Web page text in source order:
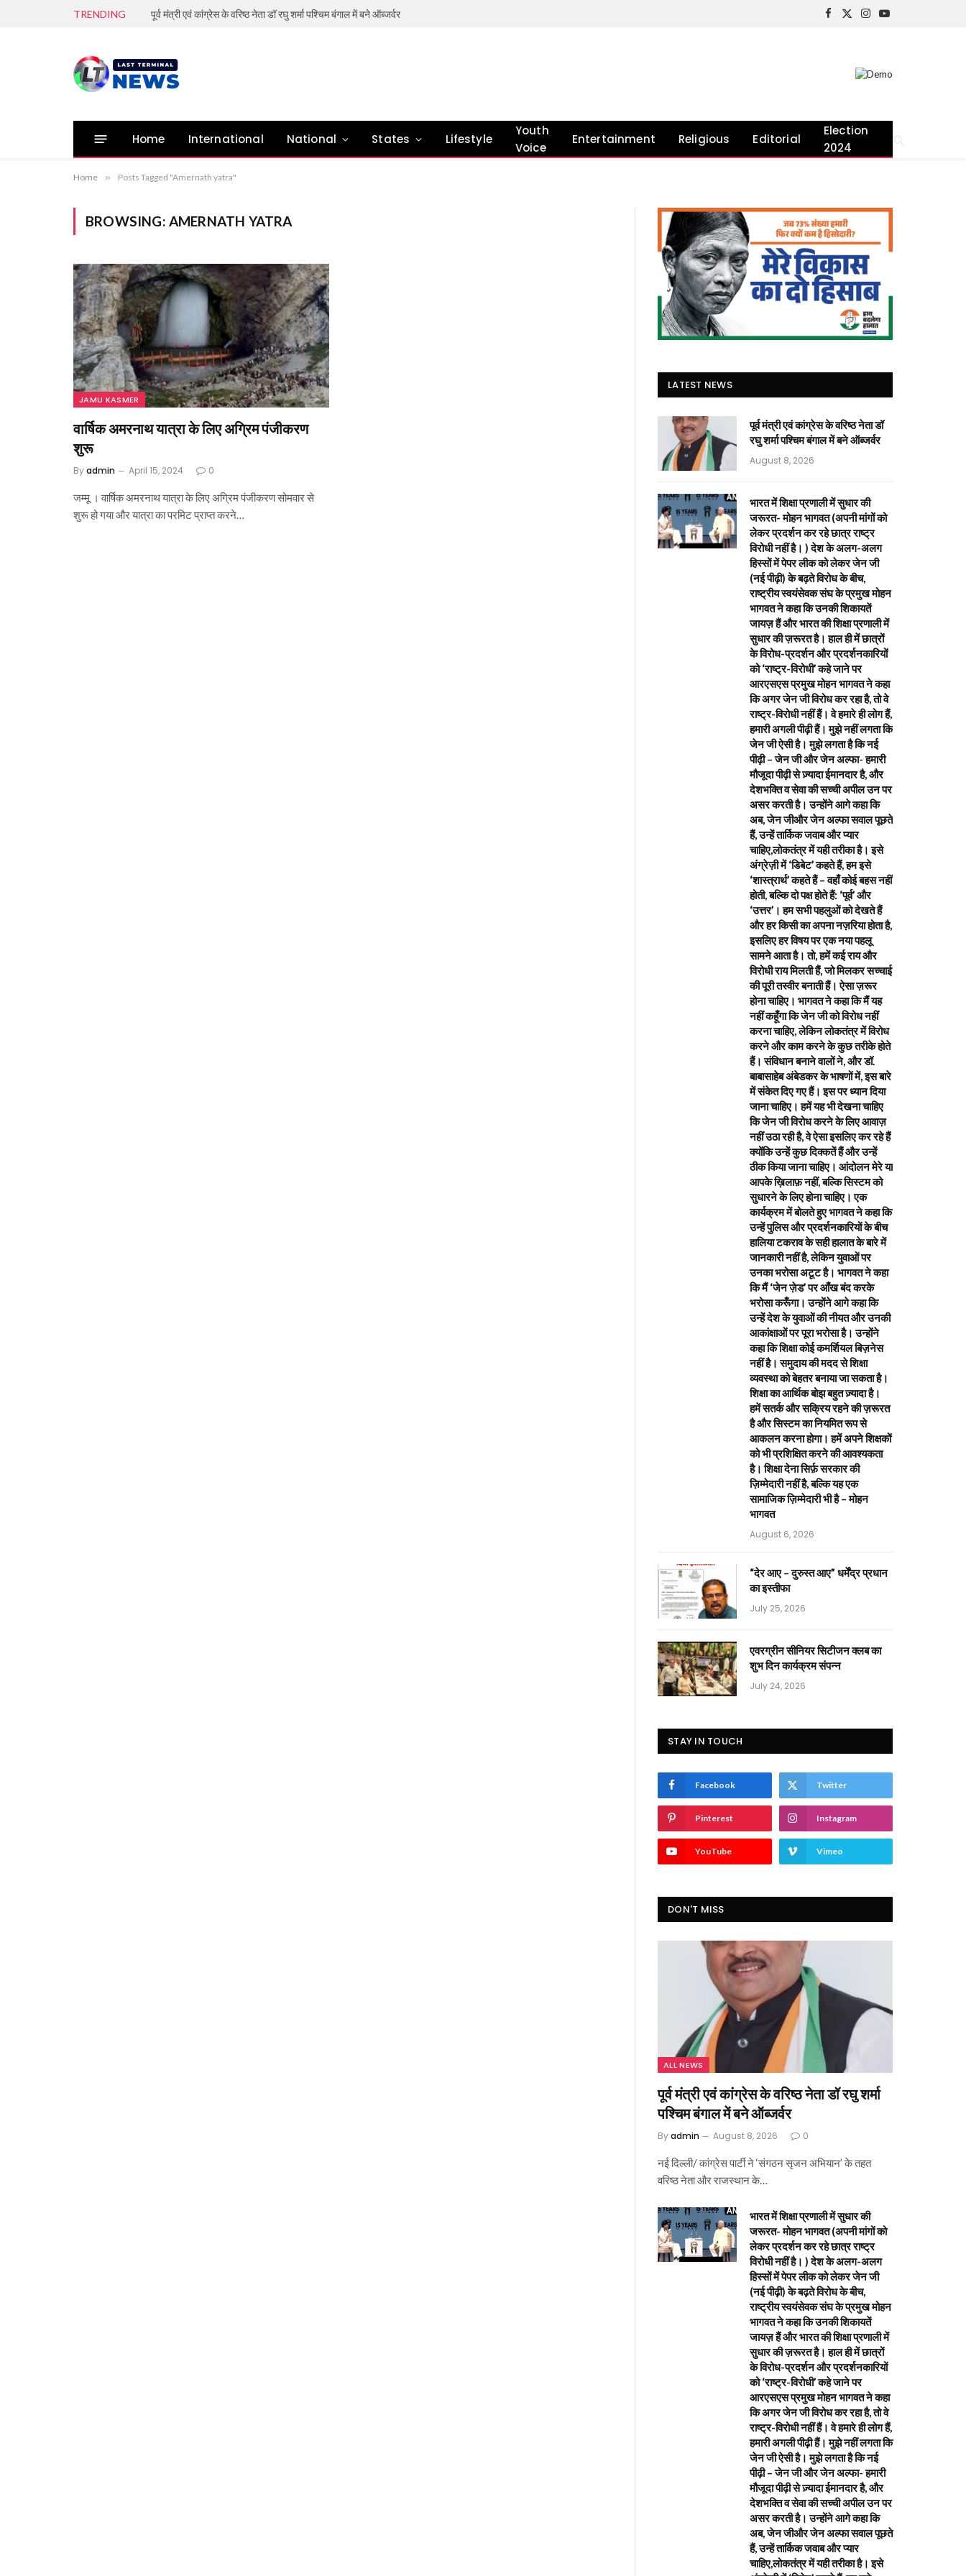
TRENDING पूर्व मंत्री एवं कांग्रेस के वरिष्ठ नेता डॉ रघु शर्मा पश्चिम बंगाल में बने ऑब्जर्वर
Facebook
X
Instagram
YouTube
Home International National States Lifestyle
Youth
Voice
Entertainment Religious Editorial
Election
2024
Home » Posts Tagged "Amernath yatra"
BROWSING: AMERNATH YATRA
JAMU KASMER
वार्षिक अमरनाथ यात्रा के लिए अग्रिम पंजीकरण
शुरू
Byadmin April 15, 2024 0
जम्मू । वार्षिक अमरनाथ यात्रा के लिए अग्रिम पंजीकरण सोमवार से
शुरू हो गया और यात्रा का परमिट प्राप्त करने…
LATEST NEWS
पूर्व मंत्री एवं कांग्रेस के वरिष्ठ नेता डॉ
रघु शर्मा पश्चिम बंगाल में बने ऑब्जर्वर
August 8, 2026
भारत में शिक्षा प्रणाली में सुधार की
जरूरत- मोहन भागवत (अपनी मांगों को
लेकर प्रदर्शन कर रहे छात्र राष्ट्र
विरोधी नहीं है। ) देश के अलग-अलग
हिस्सों में पेपर लीक को लेकर जेन जी
(नई पीढ़ी) के बढ़ते विरोध के बीच,
राष्ट्रीय स्वयंसेवक संघ के प्रमुख मोहन
भागवत ने कहा कि उनकी शिकायतें
जायज़ हैं और भारत की शिक्षा प्रणाली में
सुधार की ज़रूरत है। हाल ही में छात्रों
के विरोध-प्रदर्शन और प्रदर्शनकारियों
को ‘राष्ट्र-विरोधी’ कहे जाने पर
आरएसएस प्रमुख मोहन भागवत ने कहा
कि अगर जेन जी विरोध कर रहा है, तो वे
राष्ट्र-विरोधी नहीं हैं। वे हमारे ही लोग हैं,
हमारी अगली पीढ़ी हैं। मुझे नहीं लगता कि
जेन जी ऐसी है। मुझे लगता है कि नई
पीढ़ी – जेन जी और जेन अल्फा- हमारी
मौजूदा पीढ़ी से ज़्यादा ईमानदार है, और
देशभक्ति व सेवा की सच्ची अपील उन पर
असर करती है। उन्होंने आगे कहा कि
अब, जेन जीऔर जेन अल्फा सवाल पूछते
हैं, उन्हें तार्किक जवाब और प्यार
चाहिए,लोकतंत्र में यही तरीका है। इसे
अंग्रेज़ी में ‘डिबेट’ कहते हैं, हम इसे
‘शास्त्रार्थ’ कहते हैं – वहाँ कोई बहस नहीं
होती, बल्कि दो पक्ष होते हैं: ‘पूर्व’ और
‘उत्तर’। हम सभी पहलुओं को देखते हैं
और हर किसी का अपना नज़रिया होता है,
इसलिए हर विषय पर एक नया पहलू
सामने आता है। तो, हमें कई राय और
विरोधी राय मिलती हैं, जो मिलकर सच्चाई
की पूरी तस्वीर बनाती हैं। ऐसा ज़रूर
होना चाहिए। भागवत ने कहा कि मैं यह
नहीं कहूँगा कि जेन जी को विरोध नहीं
करना चाहिए, लेकिन लोकतंत्र में विरोध
करने और काम करने के कुछ तरीके होते
हैं। संविधान बनाने वालों ने, और डॉ.
बाबासाहेब अंबेडकर के भाषणों में, इस बारे
में संकेत दिए गए हैं। इस पर ध्यान दिया
जाना चाहिए। हमें यह भी देखना चाहिए
कि जेन जी विरोध करने के लिए आवाज़
नहीं उठा रही है, वे ऐसा इसलिए कर रहे हैं
क्योंकि उन्हें कुछ दिक्कतें हैं और उन्हें
ठीक किया जाना चाहिए। आंदोलन मेरे या
आपके ख़िलाफ़ नहीं, बल्कि सिस्टम को
सुधारने के लिए होना चाहिए। एक
कार्यक्रम में बोलते हुए भागवत ने कहा कि
उन्हें पुलिस और प्रदर्शनकारियों के बीच
हालिया टकराव के सही हालात के बारे में
जानकारी नहीं है, लेकिन युवाओं पर
उनका भरोसा अटूट है। भागवत ने कहा
कि मैं ‘जेन ज़ेड’ पर आँख बंद करके
भरोसा करूँगा। उन्होंने आगे कहा कि
उन्हें देश के युवाओं की नीयत और उनकी
आकांक्षाओं पर पूरा भरोसा है। उन्होंने
कहा कि शिक्षा कोई कमर्शियल बिज़नेस
नहीं है। समुदाय की मदद से शिक्षा
व्यवस्था को बेहतर बनाया जा सकता है।
शिक्षा का आर्थिक बोझ बहुत ज़्यादा है।
हमें सतर्क और सक्रिय रहने की ज़रूरत
है और सिस्टम का नियमित रूप से
आकलन करना होगा। हमें अपने शिक्षकों
को भी प्रशिक्षित करने की आवश्यकता
है। शिक्षा देना सिर्फ़ सरकार की
ज़िम्मेदारी नहीं है, बल्कि यह एक
सामाजिक ज़िम्मेदारी भी है – मोहन
भागवत
August 6, 2026
“देर आए – दुरुस्त आए” धर्मेंद्र प्रधान
का इस्तीफा
July 25, 2026
एवरग्रीन सीनियर सिटीजन क्लब का
शुभ दिन कार्यक्रम संपन्न
July 24, 2026
STAY IN TOUCH
Facebook Twitter
Pinterest Instagram
YouTube Vimeo
DON'T MISS
ALL NEWS
पूर्व मंत्री एवं कांग्रेस के वरिष्ठ नेता डॉ रघु शर्मा
पश्चिम बंगाल में बने ऑब्जर्वर
Byadmin August 8, 2026 0
नई दिल्ली/ कांग्रेस पार्टी ने ‘संगठन सृजन अभियान’ के तहत
वरिष्ठ नेता और राजस्थान के…
भारत में शिक्षा प्रणाली में सुधार की
जरूरत- मोहन भागवत (अपनी मांगों को
लेकर प्रदर्शन कर रहे छात्र राष्ट्र
विरोधी नहीं है। ) देश के अलग-अलग
हिस्सों में पेपर लीक को लेकर जेन जी
(नई पीढ़ी) के बढ़ते विरोध के बीच,
राष्ट्रीय स्वयंसेवक संघ के प्रमुख मोहन
भागवत ने कहा कि उनकी शिकायतें
जायज़ हैं और भारत की शिक्षा प्रणाली में
सुधार की ज़रूरत है। हाल ही में छात्रों
के विरोध-प्रदर्शन और प्रदर्शनकारियों
को ‘राष्ट्र-विरोधी’ कहे जाने पर
आरएसएस प्रमुख मोहन भागवत ने कहा
कि अगर जेन जी विरोध कर रहा है, तो वे
राष्ट्र-विरोधी नहीं हैं। वे हमारे ही लोग हैं,
हमारी अगली पीढ़ी हैं। मुझे नहीं लगता कि
जेन जी ऐसी है। मुझे लगता है कि नई
पीढ़ी – जेन जी और जेन अल्फा- हमारी
मौजूदा पीढ़ी से ज़्यादा ईमानदार है, और
देशभक्ति व सेवा की सच्ची अपील उन पर
असर करती है। उन्होंने आगे कहा कि
अब, जेन जीऔर जेन अल्फा सवाल पूछते
हैं, उन्हें तार्किक जवाब और प्यार
चाहिए,लोकतंत्र में यही तरीका है। इसे